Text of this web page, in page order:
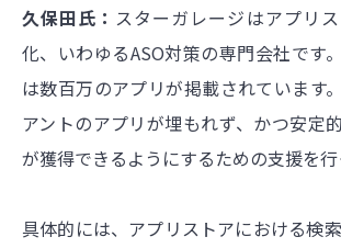
久保田氏： スターガレージはアプリ
化、いわゆるASO対策の専門会社です
は数百万のアプリが掲載されています
アントのアプリが埋もれず、かつ安定
が獲得できるようにするための支援を行
具体的には、アプリストアにおける検